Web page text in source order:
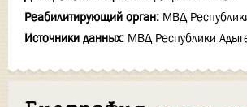
Реабилитирующий орган: МВД
Источники данных: МВД Республики